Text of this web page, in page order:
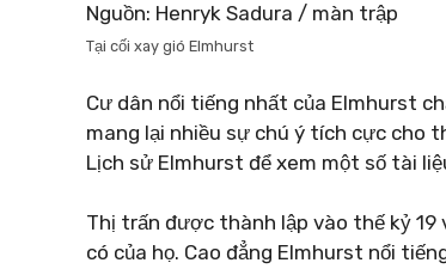
Nguồn: Henryk Sadura / màn trập
Tại cối xay gió Elmhurst
Cư dân nổi tiếng nhất của Elmhurst
mang lại nhiều sự chú ý tích cực cho
Lịch sử Elmhurst để xem một số tài
Thị trấn được thành lập vào thế kỷ
có của họ. Cao đẳng Elmhurst nổi